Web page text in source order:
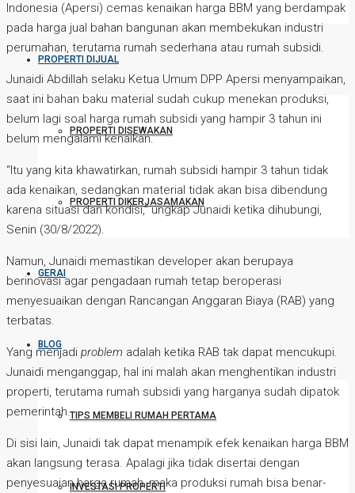
PROPERTI DIJUAL
PROPERTI DISEWAKAN
PROPERTI DIKERJASAMAKAN
GERAI
BLOG
TIPS MEMBELI RUMAH PERTAMA
INVESTASI PROPERTI
Indonesia (Apersi) cemas kenaikan harga BBM yang berdampak
pada harga jual bahan bangunan akan membekukan industri
perumahan, terutama rumah sederhana atau rumah subsidi.
Junaidi Abdillah selaku Ketua Umum DPP Apersi menyampaikan,
saat ini bahan baku material sudah cukup menekan produksi,
belum lagi soal harga rumah subsidi yang hampir 3 tahun ini
belum mengalami kenaikan.
“Itu yang kita khawatirkan, rumah subsidi hampir 3 tahun tidak
ada kenaikan, sedangkan material tidak akan bisa dibendung
karena situasi dan kondisi,” ungkap Junaidi ketika dihubungi,
Senin (30/8/2022).
Namun, Junaidi memastikan developer akan berupaya
berinovasi agar pengadaan rumah tetap beroperasi
menyesuaikan dengan Rancangan Anggaran Biaya (RAB) yang
terbatas.
Yang menjadi problem adalah ketika RAB tak dapat mencukupi.
Junaidi menganggap, hal ini malah akan menghentikan industri
properti, terutama rumah subsidi yang harganya sudah dipatok
pemerintah.
Di sisi lain, Junaidi tak dapat menampik efek kenaikan harga BBM
akan langsung terasa. Apalagi jika tidak disertai dengan
penyesuaian harga rumah, maka produksi rumah bisa benar-